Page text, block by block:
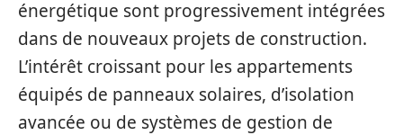
énergétique sont progressivement intégrées
dans de nouveaux projets de construction.
L’intérêt croissant pour les appartements
équipés de panneaux solaires, d’isolation
avancée ou de systèmes de gestion de